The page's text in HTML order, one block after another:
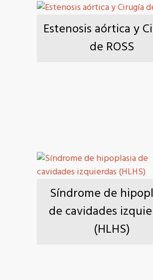
Estenosis aórtica y
de ROSS
Síndrome de
de cavidades
(HLHS)